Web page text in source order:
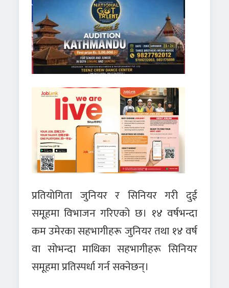
प्रतियोगिता जुनियर र सिनियर गरी दुई
समूहमा विभाजन गरिएको छ। १४ वर्षभन्दा
कम उमेरका सहभागीहरू जुनियर तथा १४ वर्ष
वा सोभन्दा माथिका सहभागीहरू सिनियर
समूहमा प्रतिस्पर्धा गर्न सक्नेछन्।